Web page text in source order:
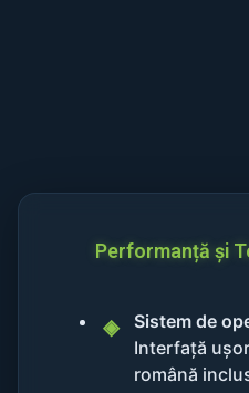
Performanță și
Sistem de
Interfață
română